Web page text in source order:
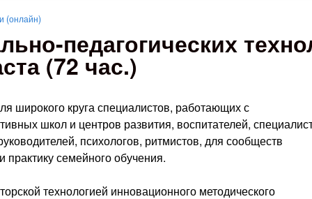
(онлайн)
педагогических
(72 час.)
широкого круга специалистов, работающих с
школ и центров развития, воспитателей,
психологов, ритмистов, для сообществ
семейного обучения.
технологией инновационного методического